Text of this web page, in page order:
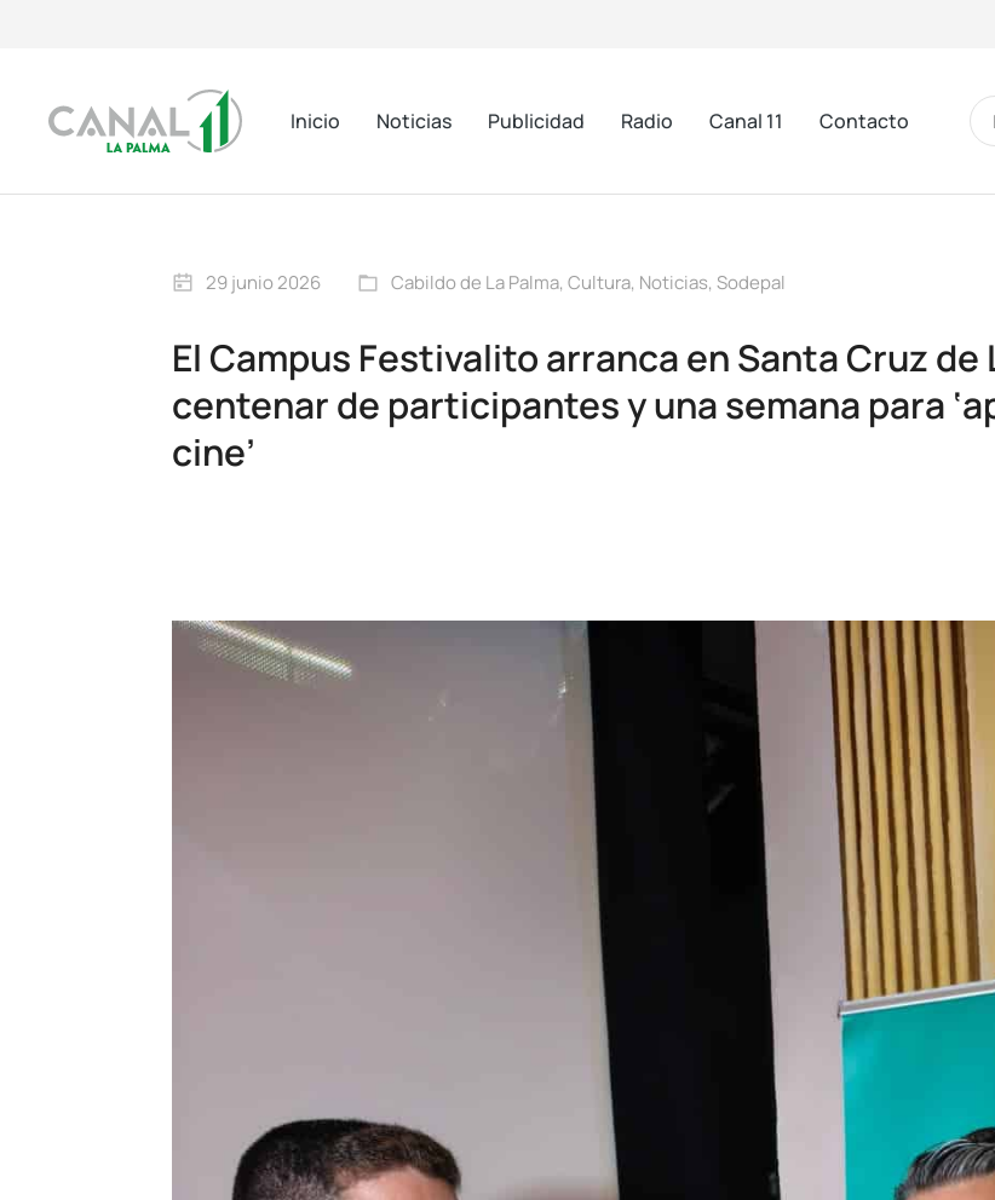
Inicio Noticias Publicidad Radio Canal 11 Contacto
29 junio 2026 Cabildo de La Palma, Cultura, Noticias, Sodepal
El Campus Festivalito arranca en Santa Cruz de
centenar de participantes y una semana para
cine’